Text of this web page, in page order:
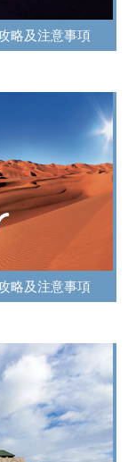
略及注意事項
略及注意事項